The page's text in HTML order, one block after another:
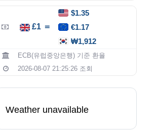
$1.35
£1 ＝
€1.17
₩1,912
ECB(유럽중앙은행) 기준 환율
2026-08-07 21:25:26 조회
Weather unavailable